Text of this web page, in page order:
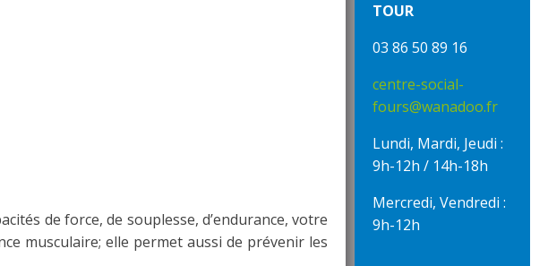
de force, de souplesse, d’endurance, votre
musculaire; elle permet aussi de prévenir les
TOUR
03 86 50 89 16
centre-social-
fours@wanadoo.fr
Lundi, Mardi, Jeudi :
9h-12h / 14h-18h
Mercredi, Vendredi :
9h-12h